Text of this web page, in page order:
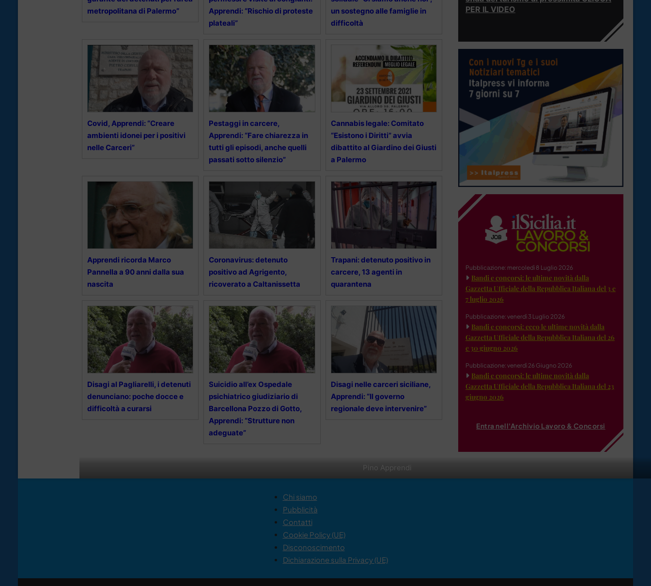
Pino Apprendi
metropolitana di Palermo”
Apprendi: “Rischio di proteste
plateali”
un sostegno alle famiglie in
difficoltà
Covid, Apprendi: “Creare
ambienti idonei per i positivi
nelle Carceri”
Pestaggi in carcere,
Apprendi: “Fare chiarezza in
tutti gli episodi, anche quelli
passati sotto silenzio”
Cannabis legale: Comitato
“Esistono i Diritti” avvia
dibattito al Giardino dei Giusti
a Palermo
Apprendi ricorda Marco
Pannella a 90 anni dalla sua
nascita
Coronavirus: detenuto
positivo ad Agrigento,
ricoverato a Caltanissetta
Trapani: detenuto positivo in
carcere, 13 agenti in
quarantena
Disagi al Pagliarelli, i detenuti
denunciano: poche docce e
difficoltà a curarsi
Suicidio all’ex Ospedale
psichiatrico giudiziario di
Barcellona Pozzo di Gotto,
Apprendi: “Strutture non
adeguate”
Disagi nelle carceri siciliane,
Apprendi: “Il governo
regionale deve intervenire”
PER IL VIDEO
Pubblicazione: mercoledì 8 Luglio 2026
Bandi e concorsi: le ultime novità dalla
Gazzetta Ufficiale della Repubblica Italiana del 3 e
7 luglio 2026
Pubblicazione: venerdì 3 Luglio 2026
Bandi e concorsi: ecco le ultime novità dalla
Gazzetta Ufficiale della Repubblica Italiana del 26
e 30 giugno 2026
Pubblicazione: venerdì 26 Giugno 2026
Bandi e concorsi: le ultime novità dalla
Gazzetta Ufficiale della Repubblica Italiana del 23
giugno 2026
Entra nell'Archivio Lavoro & Concorsi
Chi siamo
Pubblicità
Contatti
Cookie Policy (UE)
Disconoscimento
Dichiarazione sulla Privacy (UE)